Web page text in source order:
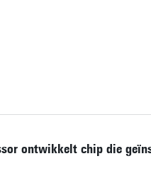
ontwikkelt chip die